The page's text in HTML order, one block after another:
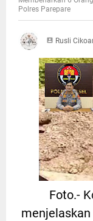
Polres Parepare
Rusli
Foto.-